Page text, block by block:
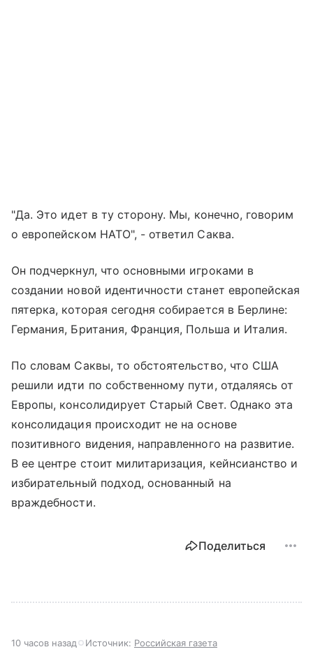
"Да. Это идет в ту сторону. Мы, конечно, говорим
о европейском НАТО", - ответил Саква.
Он подчеркнул, что основными игроками в
создании новой идентичности станет европейская
пятерка, которая сегодня собирается в Берлине:
Германия, Британия, Франция, Польша и Италия.
По словам Саквы, то обстоятельство, что США
решили идти по собственному пути, отдаляясь от
Европы, консолидирует Старый Свет. Однако эта
консолидация происходит не на основе
позитивного видения, направленного на развитие.
В ее центре стоит милитаризация, кейнсианство и
избирательный подход, основанный на
враждебности.
Поделиться
10 часов назад Источник: Российская газета